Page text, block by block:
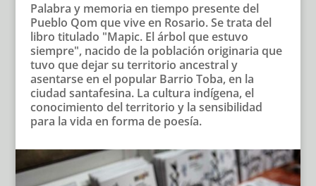
Palabra y memoria en tiempo presente del
Pueblo Qom que vive en Rosario. Se trata del
libro titulado "Mapic. El árbol que estuvo
siempre", nacido de la población originaria que
tuvo que dejar su territorio ancestral y
asentarse en el popular Barrio Toba, en la
ciudad santafesina. La cultura indígena, el
conocimiento del territorio y la sensibilidad
para la vida en forma de poesía.